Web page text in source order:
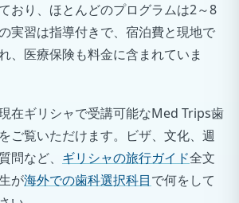
おり、ほとんどのプログラムは2～8
実習は指導付きで、宿泊費と現地で
、医療保険も料金に含まれていま
在ギリシャで受講可能なMed Trips歯
ご覧いただけます。ビザ、文化、週
問など、 ギリシャの旅行ガイド全文
が海外での歯科選択科目で何をして